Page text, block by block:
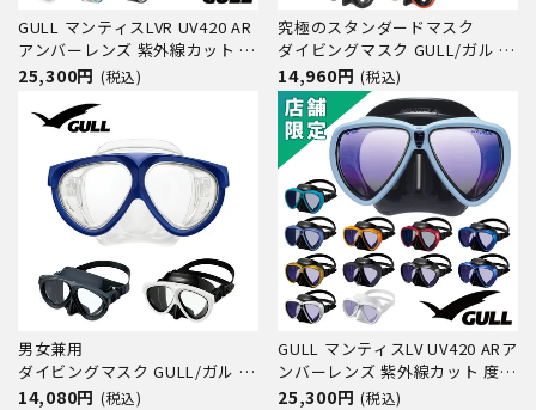
GULL マンティスLVR UV420 AR
アンバーレンズ 紫外線カット 度
付きレンズ対応 GM-1246B GM-
25,300円 (税込)
究極のスタンダードマスク
ダイビングマスク GULL/ガル マ
ンティス5 ブラックシリコン 度
付きレンズ対応 男女兼用
14,960円 (税込)
男女兼用
ダイビングマスク GULL/ガル マ
ンティスブラックシリコン GM-
14,080円 (税込)
GULL マンティスLV UV420 ARア
ンバーレンズ 紫外線カット 度付
きレンズ対応 GM-1290D GM-
25,300円 (税込)